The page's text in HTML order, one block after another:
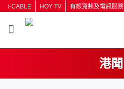
i-CABLE HOY TV 有線寬頻及電訊服務
港聞